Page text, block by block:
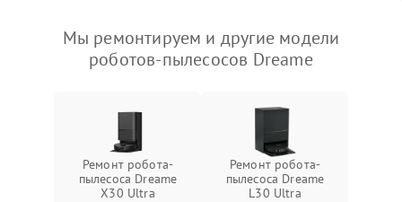
Мы ремонтируем и другие модели
роботов-пылесосов Dreame
Ремонт робота-
пылесоса Dreame
X30 Ultra
Ремонт робота-
пылесоса Dreame
L30 Ultra